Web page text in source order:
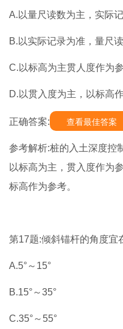
A.以量尺读数为主，实际
B.以实际记录为准，量尺
C.以标高为主贯人度作为
D.以贯入度为主，以标高
正确答案: 查看最佳答案
参考解析:桩的入土深度控
以标高为主，贯入度作为
标高作为参考。
第17题:倾斜锚杆的角度宜
A.5°～15°
B.15°～35°
C.35°～55°